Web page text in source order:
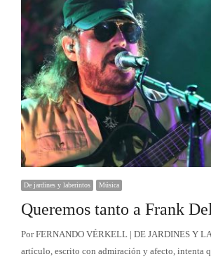
De jardines y laberintos Música
Queremos tanto a Frank
Por FERNANDO VÉRKELL | DE JARDINES Y
artículo, escrito con admiración y afecto, intenta